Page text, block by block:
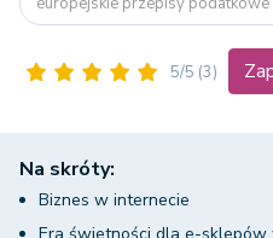
5/5 (3)
Na skróty:
Biznes w internecie